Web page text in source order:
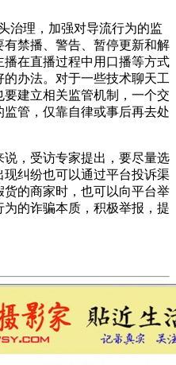
治理，加强对导流行为的监
禁播、警告、暂停更新和解
在直播过程中用口播等方式
办法。对于一些技术聊天工
建立相关监管机制，一个交
管，仅靠自律或事后再去处
，受访专家提出，要尽量选
纠纷也可以通过平台投诉渠
的商家时，也可以向平台举
的诈骗本质，积极举报，提